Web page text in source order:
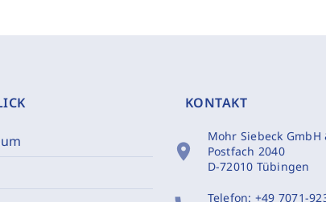
KONTAKT
location_on
Mohr Siebeck GmbH
Postfach 2040
D-72010 Tübingen
Telefon: +49 7071-